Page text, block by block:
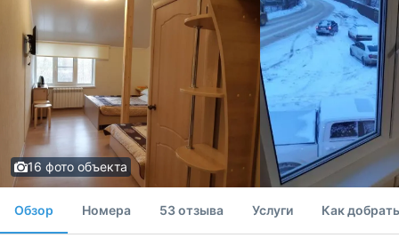
16 фото объекта
Обзор Номера 53 отзыва Услуги Как